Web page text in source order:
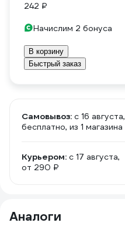
242 ₽
Начислим 2 бонуса
В корзину
Быстрый заказ
Самовывоз: c 16 августа,
бесплатно, из 1 магазина
Курьером: c 17 августа,
от 290 ₽
Аналоги